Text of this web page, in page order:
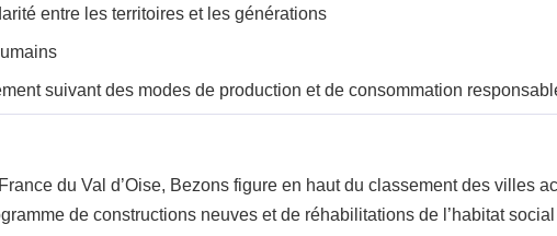
entre les territoires et les générations
suivant des modes de production et de consommation
du Val d’Oise, Bezons figure en haut du classement des villes
de constructions neuves et de réhabilitations de l’habitat